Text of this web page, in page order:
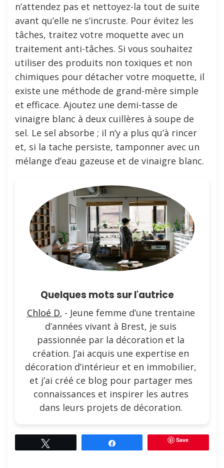
n’attendez pas et nettoyez-la tout de suite
avant qu’elle ne s’incruste. Pour évitez les
tâches, traitez votre moquette avec un
traitement anti-tâches. Si vous souhaitez
utiliser des produits non toxiques et non
chimiques pour détacher votre moquette, il
existe une méthode de grand-mère simple
et efficace. Ajoutez une demi-tasse de
vinaigre blanc à deux cuillères à soupe de
sel. Le sel absorbe ; il n’y a plus qu’à rincer
et, si la tache persiste, tamponner avec un
mélange d’eau gazeuse et de vinaigre blanc.
Quelques mots sur l'autrice
Chloé D. - Jeune femme d’une trentaine
d’années vivant à Brest, je suis
passionnée par la décoration et la
création. J’ai acquis une expertise en
décoration d’intérieur et en immobilier,
et j’ai créé ce blog pour partager mes
connaissances et inspirer les autres
dans leurs projets de décoration.
Save